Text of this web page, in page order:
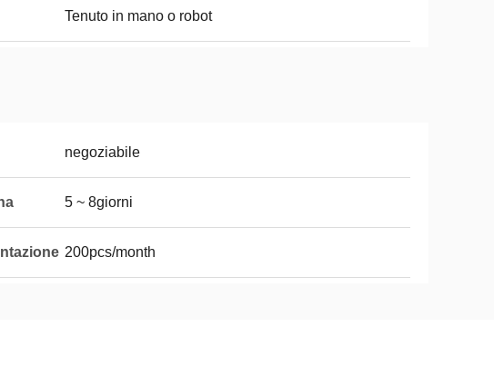
Tenuto in mano o robot
negoziabile
5 ~ 8giorni
200pcs/month